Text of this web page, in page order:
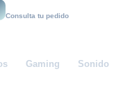
Consulta tu pedido
Gaming Sonido